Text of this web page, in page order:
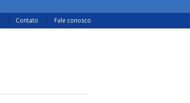
Contato Fale conosco